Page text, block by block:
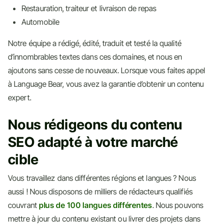
Restauration, traiteur et livraison de repas
Automobile
Notre équipe a rédigé, édité, traduit et testé la qualité
d’innombrables textes dans ces domaines, et nous en
ajoutons sans cesse de nouveaux. Lorsque vous faites appel
à Language Bear, vous avez la garantie d’obtenir un contenu
expert.
Nous rédigeons du contenu
SEO adapté à votre marché
cible
Vous travaillez dans différentes régions et langues ? Nous
aussi ! Nous disposons de milliers de rédacteurs qualifiés
couvrant plus de 100 langues différentes. Nous pouvons
mettre à jour du contenu existant ou livrer des projets dans